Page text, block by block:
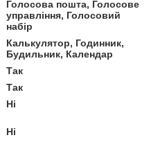
Голосова пошта, Голосове
управління, Голосовий
набір
Калькулятор, Годинник,
Будильник, Календар
Так
Так
Ні
Ні